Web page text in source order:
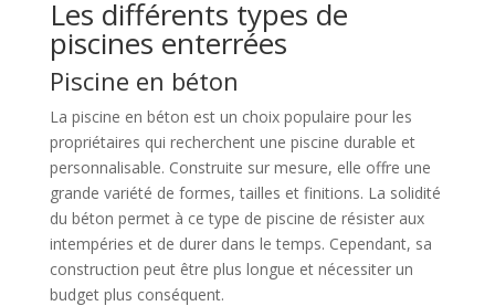
Les différents types de
piscines enterrées
Piscine en béton
La piscine en béton est un choix populaire pour les
propriétaires qui recherchent une piscine durable et
personnalisable. Construite sur mesure, elle offre une
grande variété de formes, tailles et finitions. La solidité
du béton permet à ce type de piscine de résister aux
intempéries et de durer dans le temps. Cependant, sa
construction peut être plus longue et nécessiter un
budget plus conséquent.